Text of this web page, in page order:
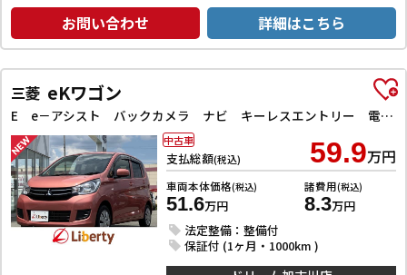
お問い合わせ 詳細はこちら
三菱 eKワゴン
E e－アシスト バックカメラ ナビ キーレスエントリー 電動格納ミラー シートヒーター ベンチシート CVT ABS ESC 衝突安全ボディ エアコン パワーステアリング パワーウィンドウ
支払総額(税込) 59.9万円
車両本体価格(税込)
51.6万円
諸費用(税込)
8.3万円
法定整備：整備付
保証付 (1ヶ月・1000km )
中古車